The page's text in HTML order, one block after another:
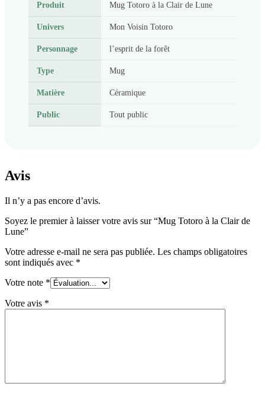
Produit Mug Totoro à la Clair de Lune
Univers Mon Voisin Totoro
Personnage l’esprit de la forêt
Type Mug
Matière Céramique
Public Tout public
Avis
Il n’y a pas encore d’avis.
Soyez le premier à laisser votre avis sur “Mug Totoro à la Clair de
Lune”
Votre adresse e-mail ne sera pas publiée. Les champs obligatoires
sont indiqués avec *
Votre note *
Votre avis *